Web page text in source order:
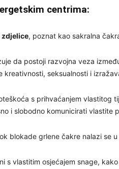
centrima:
zdjelice, poznat kao sakralna
da postoji razvojna veza
kreativnosti, seksualnosti i
s prihvaćanjem vlastitog
i slobodno komunicirati vlastite
blokade grlene čakre nalazi se
s vlastitim osjećajem snage,